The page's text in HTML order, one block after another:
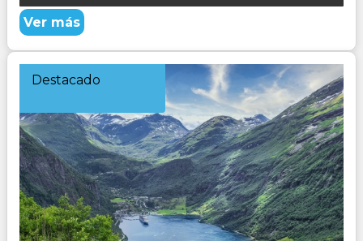
Ver más
Destacado